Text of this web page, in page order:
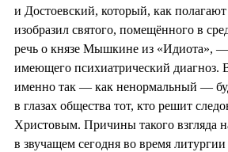
и Достоевский, который, как
изобразил святого, помещённого в
речь о князе Мышкине из «Идиота», —
имеющего психиатрический диагноз.
именно так — как ненормальный —
в глазах общества тот, кто решит
Христовым. Причины такого взгляда
в звучащем сегодня во время